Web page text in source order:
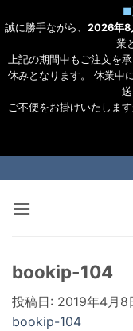
■
誠に勝手ながら、 2026年8
業
上記の期間中もご注文を
休みとなります。 休業中
ご不便をお掛けいたしま
to
content
bookip-104
投稿日: 2019年4月8
bookip-104